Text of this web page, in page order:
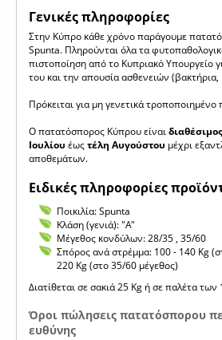
Γενικές πληροφορίες
Στην Κύπρο κάθε χρόνο παράγουμε
Spunta. Πληρούνται όλα τα
πιστοποίηση από το Κυπριακό Υπουργείο
του και την απουσία ασθενειών (βακτήρια,
Πρόκειται για μη γενετικά
Ο πατατόσπορος Κύπρου είναιδιαθέσιμος
Ιουλίου έωςτέλη Αυγούστου μέχρι
αποθεμάτων.
Ειδικές πληροφορίες
Ποικιλία: Spunta
Κλάση (γενιά): "Α"
Μέγεθος κονδύλων: 28/35 , 35/60
Σπόρος ανά στρέμμα: 100 - 140 Kg
220 Kg (στο 35/60 μέγεθος)
Διατίθεται σε σακιά 25 Kg ή σε παλέτα των
Όροι πώλησεις πατατόσπορου
ευθύνης